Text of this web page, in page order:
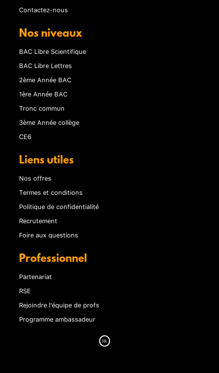
Contactez-nous
Nos niveaux
BAC Libre Scientifique
BAC Libre Lettres
2ème Année BAC
1ère Année BAC
Tronc commun
3ème Année collège
CE6
Liens utiles
Nos offres
Termes et conditions
Politique de confidentialité
Recrutement
Foire aux questions
Professionnel
Partenariat
RSE
Rejoindre l'équipe de profs
Programme ambassadeur